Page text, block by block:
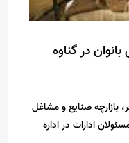
در گناوه
بازارچه صنایع و مشاغل
ادارات در اداره